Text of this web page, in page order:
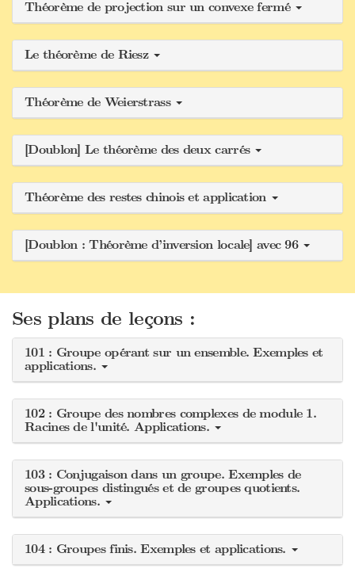
Théorème de projection sur un convexe fermé
Le théorème de Riesz
Théorème de Weierstrass
[Doublon] Le théorème des deux carrés
Théorème des restes chinois et application
[Doublon : Théorème d’inversion locale] avec 96
Ses plans de leçons :
101 : Groupe opérant sur un ensemble. Exemples et
applications.
102 : Groupe des nombres complexes de module 1.
Racines de l'unité. Applications.
103 : Conjugaison dans un groupe. Exemples de
sous-groupes distingués et de groupes quotients.
Applications.
104 : Groupes finis. Exemples et applications.